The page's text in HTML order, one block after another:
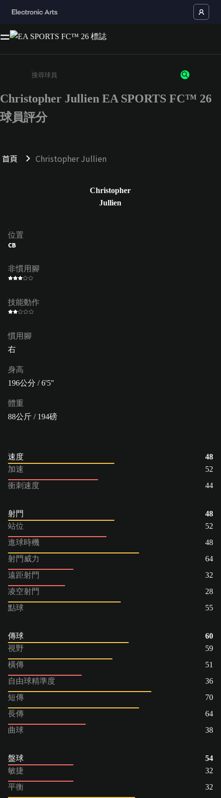
請輸入至少 3 個字元或數字
Christopher Jullien EA SPORTS FC™ 26
球員評分
首頁 Christopher Jullien
Christopher
Jullien
位置
CB
非慣用腳
技能動作
慣用腳
右
身高
196公分 / 6'5"
體重
88公斤 / 194磅
速度
48
加速
52
衝刺速度
44
射門
48
站位
52
進球時機
48
射門威力
64
遠距射門
32
凌空射門
28
點球
55
傳球
60
視野
59
橫傳
51
自由球精準度
36
短傳
70
長傳
64
曲球
38
盤球
54
敏捷
32
平衡
32